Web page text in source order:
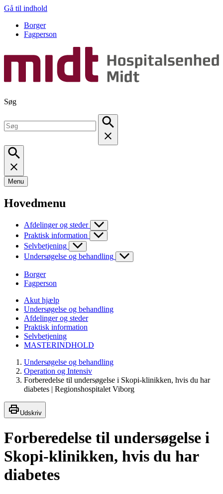
Gå til indhold
Borger
Fagperson
Søg
Menu
Hovedmenu
Afdelinger og steder
Praktisk information
Selvbetjening
Undersøgelse og behandling
Borger
Fagperson
Akut hjælp
Undersøgelse og behandling
Afdelinger og steder
Praktisk information
Selvbetjening
MASTERINDHOLD
Undersøgelse og behandling
Operation og Intensiv
Forberedelse til undersøgelse i Skopi-klinikken, hvis du har
diabetes | Regionshospitalet Viborg
Udskriv
Forberedelse til undersøgelse i
Skopi-klinikken, hvis du har
diabetes